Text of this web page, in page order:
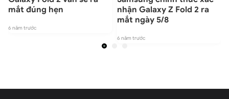
mắt đúng hẹn
6 năm trước
nhận Galaxy Z Fold 2 ra
mắt ngày 5/8
6 năm trước